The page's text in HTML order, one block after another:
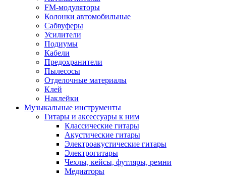
FM-модуляторы
Колонки автомобильные
Сабвуферы
Усилители
Подиумы
Кабели
Предохранители
Пылесосы
Отделочные материалы
Клей
Наклейки
Музыкальные инструменты
Гитары и аксессуары к ним
Классические гитары
Акустические гитары
Электроакустические гитары
Электрогитары
Чехлы, кейсы, футляры, ремни
Медиаторы